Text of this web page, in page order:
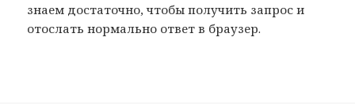
знаем достаточно, чтобы получить запрос и
отослать нормально ответ в браузер.